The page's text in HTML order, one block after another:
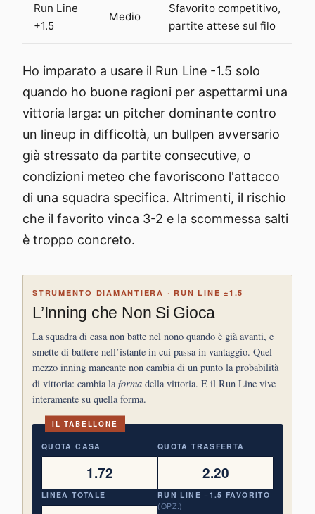
Run Line
+1.5
Medio
Sfavorito competitivo,
partite attese sul filo
Ho imparato a usare il Run Line -1.5 solo
quando ho buone ragioni per aspettarmi una
vittoria larga: un pitcher dominante contro
un lineup in difficoltà, un bullpen avversario
già stressato da partite consecutive, o
condizioni meteo che favoriscono l'attacco
di una squadra specifica. Altrimenti, il rischio
che il favorito vinca 3-2 e la scommessa salti
è troppo concreto.
STRUMENTO DIAMANTIERA · RUN LINE ±1.5
L’Inning che Non Si Gioca
La squadra di casa non batte nel nono quando è già avanti, e
smette di battere nell’istante in cui passa in vantaggio. Quel
mezzo inning mancante non cambia di un punto la probabilità
di vittoria: cambia la forma della vittoria. E il Run Line vive
interamente su quella forma.
IL TABELLONE
QUOTA CASA QUOTA TRASFERTA
LINEA TOTALE
RUN LINE −1.5 FAVORITO
(OPZ.)